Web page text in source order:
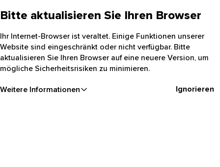
Bitte aktualisieren Sie Ihren Browser
Ihr Internet-Browser ist veraltet. Einige Funktionen unserer
Website sind eingeschränkt oder nicht verfügbar. Bitte
aktualisieren Sie Ihren Browser auf eine neuere Version, um
mögliche Sicherheitsrisiken zu minimieren.
Weitere Informationen Ignorieren